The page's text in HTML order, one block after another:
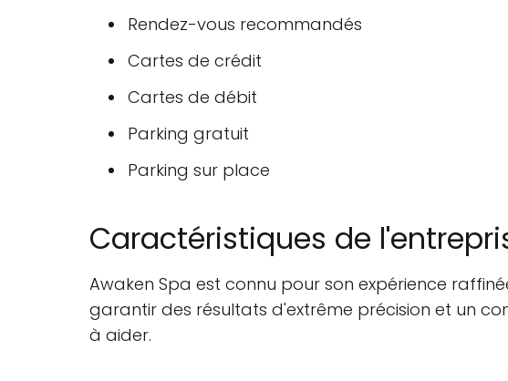
Rendez-vous recommandés
Cartes de crédit
Cartes de débit
Parking gratuit
Parking sur place
Caractéristiques de
Awaken Spa est connu pour son expérience
garantir des résultats d'extrême précision et un
à aider.